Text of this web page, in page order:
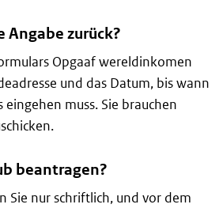
Angabe zurück?
Opgaaf wereldinkomen
und das Datum, bis wann
eingehen muss. Sie brauchen
beantragen?
Sie nur schriftlich, und vor dem